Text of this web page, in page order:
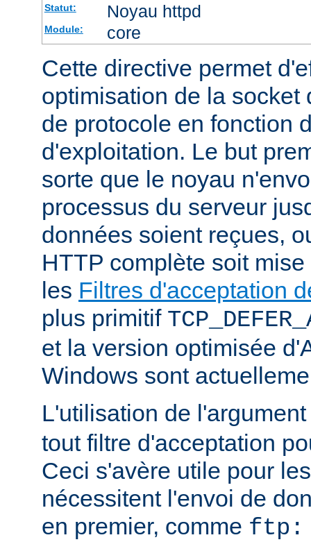
Statut: Noyau httpd
Module: core
Cette directive permet
optimisation de la socket
de protocole en fonction
d'exploitation. Le but
sorte que le noyau
processus du serveur
données soient reçues,
HTTP complète soit
les Filtres d'acceptation
plus primitif
et la version optimisée
Windows sont
L'utilisation de
tout filtre d'acceptation
Ceci s'avère utile pour
nécessitent l'envoi de
en premier, comme ftp: